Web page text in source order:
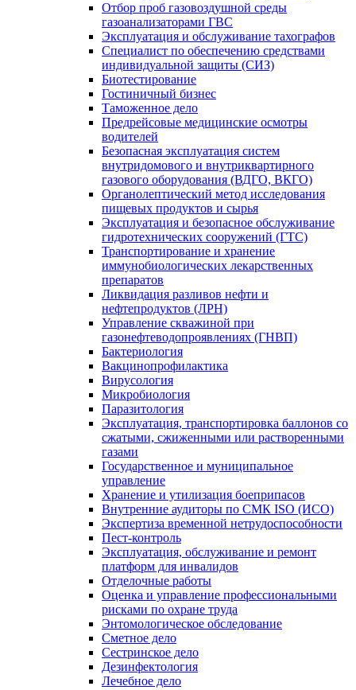
Отбор проб газовоздушной среды
газоанализаторами ГВС
Эксплуатация и обслуживание тахографов
Специалист по обеспечению средствами
индивидуальной защиты (СИЗ)
Биотестирование
Гостиничный бизнес
Таможенное дело
Предрейсовые медицинские осмотры
водителей
Безопасная эксплуатация систем
внутридомового и внутриквартирного
газового оборудования (ВДГО, ВКГО)
Органолептический метод исследования
пищевых продуктов и сырья
Эксплуатация и безопасное обслуживание
гидротехнических сооружений (ГТС)
Транспортирование и хранение
иммунобиологических лекарственных
препаратов
Ликвидация разливов нефти и
нефтепродуктов (ЛРН)
Управление скважиной при
газонефтеводопроявлениях (ГНВП)
Бактериология
Вакцинопрофилактика
Вирусология
Микробиология
Паразитология
Эксплуатация, транспортировка баллонов со
сжатыми, сжиженными или растворенными
газами
Государственное и муниципальное
управление
Хранение и утилизация боеприпасов
Внутренние аудиторы по СМК ISO (ИСО)
Экспертиза временной нетрудоспособности
Пест-контроль
Эксплуатация, обслуживание и ремонт
платформ для инвалидов
Отделочные работы
Оценка и управление профессиональными
рисками по охране труда
Энтомологическое обследование
Сметное дело
Сестринское дело
Дезинфектология
Лечебное дело